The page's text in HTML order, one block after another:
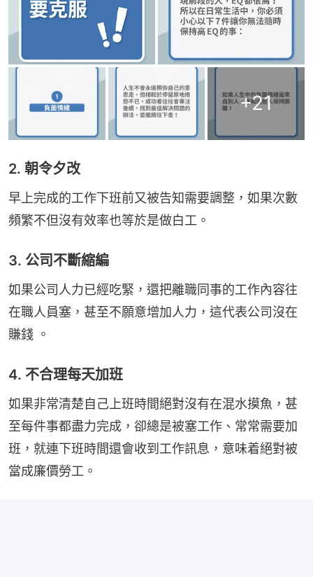
+21
2. 朝令夕改
早上完成的工作下班前又被告知需要調整，如果次數
頻繁不但沒有效率也等於是做白工。
3. 公司不斷縮編
如果公司人力已經吃緊，還把離職同事的工作內容往
在職人員塞，甚至不願意增加人力，這代表公司沒在
賺錢 。
4. 不合理每天加班
如果非常清楚自己上班時間絕對沒有在混水摸魚，甚
至每件事都盡力完成，卻總是被塞工作、常常需要加
班，就連下班時間還會收到工作訊息，意味着絕對被
當成廉價勞工。